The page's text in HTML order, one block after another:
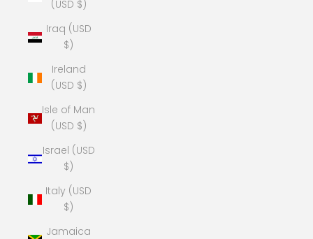
(USD $)
Iraq (USD
$)
Ireland
(USD $)
Isle of Man
(USD $)
Israel (USD
$)
Italy (USD
$)
Jamaica